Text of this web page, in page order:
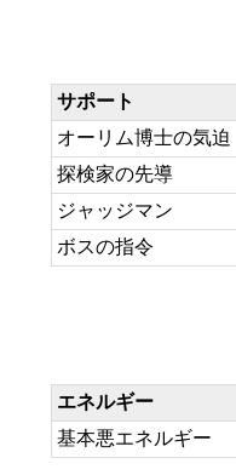
サポート
オーリム博士の気迫
探検家の先導
ジャッジマン
ボスの指令
エネルギー
基本悪エネルギー